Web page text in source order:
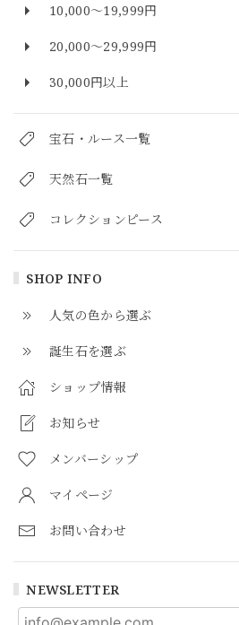
10,000～19,999円
20,000～29,999円
30,000円以上
宝石・ルース一覧
天然石一覧
コレクションピース
SHOP INFO
人気の色から選ぶ
誕生石を選ぶ
ショップ情報
お知らせ
メンバーシップ
マイページ
お問い合わせ
NEWSLETTER